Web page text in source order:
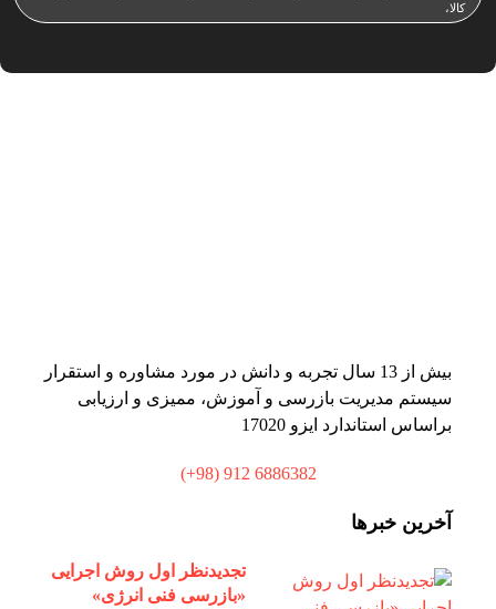
کالا،
بیش از 13 سال تجربه و دانش در مورد مشاوره و استقرار
سیستم مدیریت بازرسی و آموزش، ممیزی و ارزیابی
براساس استاندارد ایزو 17020
6886382 912 (98+)
آخرین خبرها
تجدیدنظر اول روش اجرایی
«بازرسی فنی انرژی»